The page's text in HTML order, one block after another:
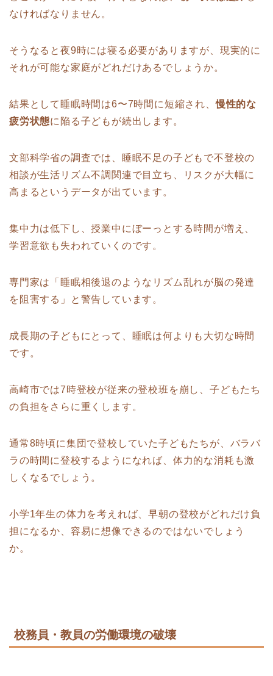
なければなりません。
そうなると夜9時には寝る必要がありますが、現実的に
それが可能な家庭がどれだけあるでしょうか。
結果として睡眠時間は6〜7時間に短縮され、慢性的な
疲労状態に陥る子どもが続出します。
文部科学省の調査では、睡眠不足の子どもで不登校の
相談が生活リズム不調関連で目立ち、リスクが大幅に
高まるというデータが出ています。
集中力は低下し、授業中にぼーっとする時間が増え、
学習意欲も失われていくのです。
専門家は「睡眠相後退のようなリズム乱れが脳の発達
を阻害する」と警告しています。
成長期の子どもにとって、睡眠は何よりも大切な時間
です。
高崎市では7時登校が従来の登校班を崩し、子どもたち
の負担をさらに重くします。
通常8時頃に集団で登校していた子どもたちが、バラバ
ラの時間に登校するようになれば、体力的な消耗も激
しくなるでしょう。
小学1年生の体力を考えれば、早朝の登校がどれだけ負
担になるか、容易に想像できるのではないでしょう
か。
校務員・教員の労働環境の破壊